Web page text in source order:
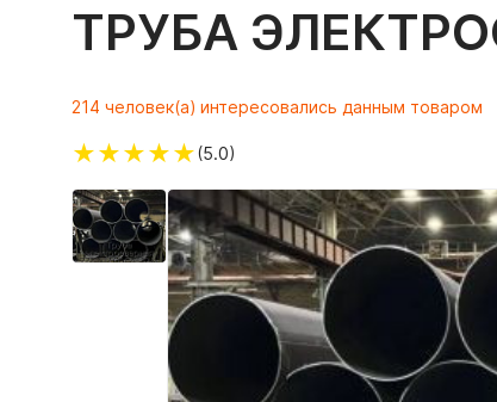
ТРУБА
214 человек(а) интересовались данным товаром
★★★★★(5.0)